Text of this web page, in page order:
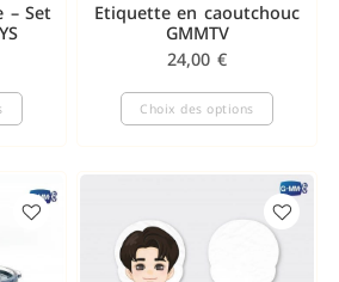
– Set
Etiquette en caoutchouc
GMMTV
24,00 €
Choix des options